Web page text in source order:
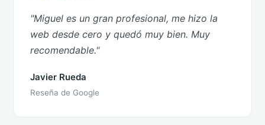
"Miguel es un gran profesional, me hizo la
web desde cero y quedó muy bien. Muy
recomendable."
Javier Rueda
Reseña de Google